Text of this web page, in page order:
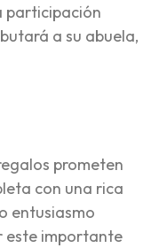
participación
a su abuela,
prometen
con una rica
entusiasmo
este importante